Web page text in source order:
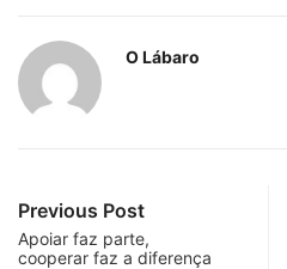
O Lábaro
Previous Post
Apoiar faz parte,
cooperar faz a diferença